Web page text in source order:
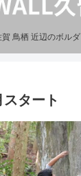
鳥栖 近辺のボル
タート